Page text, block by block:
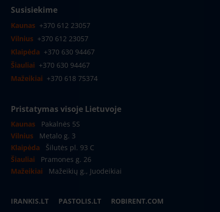
Susisiekime
Kaunas +370 612 23057
Vilnius +370 612 23057
Klaipėda +370 630 94467
Šiauliai +370 630 94467
Mažeikiai +370 618 75374
Pristatymas visoje Lietuvoje
Kaunas
Pakalnės 5S
Vilnius
Metalo g. 3
Klaipėda
Šilutės pl. 93 C
Šiauliai
Pramones g. 26
Mažeikiai
Mažeikių g., Juodeikiai
IRANKIS.LT PASTOLIS.LT ROBIRENT.COM